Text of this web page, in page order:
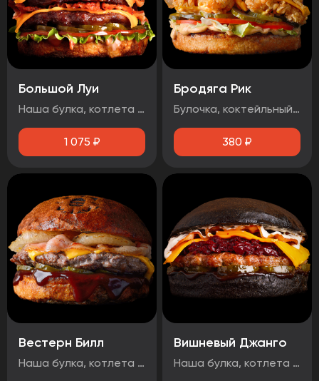
Большой Луи
Наша булка, котлета говяжья 2шт, помидор, огурец маринованный, луковые кольца, бекон, лист салата, сыр чеддер, соус барбекю, соус медово-горчичный
1 075 ₽
Бродяга Рик
Булочка, коктейльный соус, маринованный огурец, помидоры, фирменная курица в панировке, сыр чеддер, бекон.
380 ₽
Вестерн Билл
Наша булка, котлета говяжья, луковые кольца, огурец маринованный, бекон, сыр чеддер, соус барбекю.
Вишневый Джанго
Наша булка, котлета говяжья, бекон, огурец маринованный, вишнёвый чатни, сыр чеддер, соус барбекю, чесночный соус, Осторожно! Могут попадаться косточки вишни!